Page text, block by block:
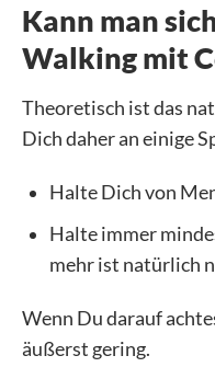
Kann man
Walking mit
Theoretisch ist das
Dich daher an einige
Halte Dich von
Halte immer
mehr ist natürlich
Wenn Du darauf
äußerst gering.